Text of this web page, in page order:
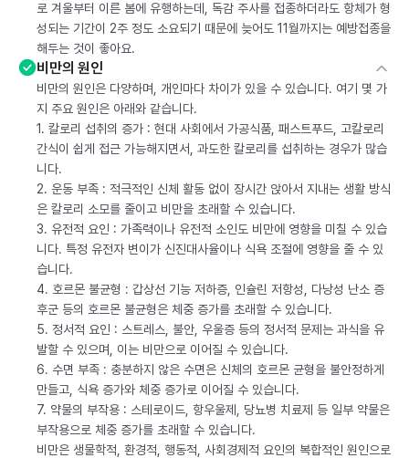
로 겨울부터 이른 봄에 유행하는데, 독감 주사를 접종하더라도 항체가 형
성되는 기간이 2주 정도 소요되기 때문에 늦어도 11월까지는 예방접종을
해두는 것이 좋아요.
비만의 원인
비만의 원인은 다양하며, 개인마다 차이가 있을 수 있습니다. 여기 몇 가
지 주요 원인은 아래와 같습니다.
1. 칼로리 섭취의 증가 : 현대 사회에서 가공식품, 패스트푸드, 고칼로리
간식이 쉽게 접근 가능해지면서, 과도한 칼로리를 섭취하는 경우가 많습
니다.
2. 운동 부족 : 적극적인 신체 활동 없이 장시간 앉아서 지내는 생활 방식
은 칼로리 소모를 줄이고 비만을 초래할 수 있습니다.
3. 유전적 요인 : 가족력이나 유전적 소인도 비만에 영향을 미칠 수 있습
니다. 특정 유전자 변이가 신진대사율이나 식욕 조절에 영향을 줄 수 있
습니다.
4. 호르몬 불균형 : 갑상선 기능 저하증, 인슐린 저항성, 다낭성 난소 증
후군 등의 호르몬 불균형은 체중 증가를 초래할 수 있습니다.
5. 정서적 요인 : 스트레스, 불안, 우울증 등의 정서적 문제는 과식을 유
발할 수 있으며, 이는 비만으로 이어질 수 있습니다.
6. 수면 부족 : 충분하지 않은 수면은 신체의 호르몬 균형을 불안정하게
만들고, 식욕 증가와 체중 증가로 이어질 수 있습니다.
7. 약물의 부작용 : 스테로이드, 항우울제, 당뇨병 치료제 등 일부 약물은
부작용으로 체중 증가를 초래할 수 있습니다.
비만은 생물학적, 환경적, 행동적, 사회경제적 요인의 복합적인 원인으로